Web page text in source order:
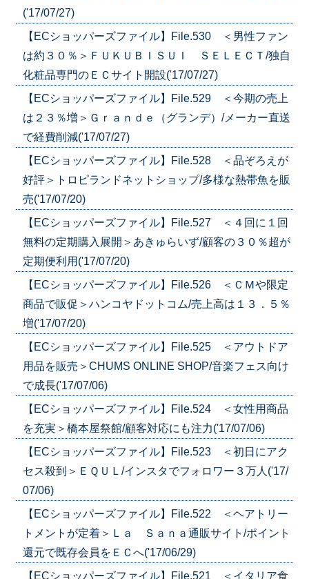
('17/07/27)
【ECショッパーズファイル】File.530 ＜男性ファン
は約３０％＞ＦＵＫＵＢＩＳＵＩ ＳＥＬＥＣＴ/独自
化粧品専門のＥＣサイト開設('17/07/27)
【ECショッパーズファイル】File.529 ＜今期の売上
は２３％増＞Ｇｒａｎｄｅ（グランデ）/メーカー直送
で経費削減('17/07/27)
【ECショッパーズファイル】File.528 ＜品ぞろえが
好評＞トロピランドネットショップ/多様な熱帯魚を販
売('17/07/20)
【ECショッパーズファイル】File.527 ＜４回に１回
無料の定期購入展開＞あきゅらいず/顧客の３０％超が
定期便利用('17/07/20)
【ECショッパーズファイル】File.526 ＜ＣＭや限定
商品で販促＞ハンコヤドットコム/売上高は１３．５％
増('17/07/20)
【ECショッパーズファイル】File.525 ＜アウトドア
用品を販売＞CHUMS ONLINE SHOP/音楽フェス向け
で成長('17/07/06)
【ECショッパーズファイル】File.524 ＜女性用商品
を充実＞橋本屋祭館/顧客対応にも注力('17/07/06)
【ECショッパーズファイル】File.523 ＜初日にアク
セス殺到＞ＥＱＵＬ/インスタでフォロワー３万人('17/
07/06)
【ECショッパーズファイル】File.522 ＜ヘアトリー
トメントが定着＞Ｌａ Ｓａｎａ通販サイト/ポイント
還元で既存会員をＥＣへ('17/06/29)
【ECショッパーズファイル】File.521 ＜イタリア食